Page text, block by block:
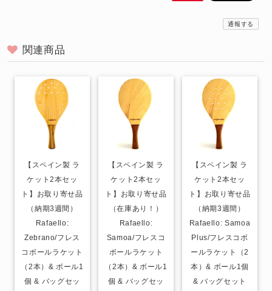
通報する
関連商品
【スペイン製 ラ
ケット2本セッ
ト】お取り寄せ品
（納期3週間）
Rafaello:
Zebrano/フレス
コボールラケット
（2本）& ボール1
個 & バッグセッ
【スペイン製 ラ
ケット2本セッ
ト】お取り寄せ品
（在庫あり！）
Rafaello:
Samoa/フレスコ
ボールラケット
（2本）& ボール1
個 & バッグセッ
【スペイン製 ラ
ケット2本セッ
ト】お取り寄せ品
（納期3週間）
Rafaello: Samoa
Plus/フレスコボ
ールラケット（2
本）& ボール1個
& バッグセット